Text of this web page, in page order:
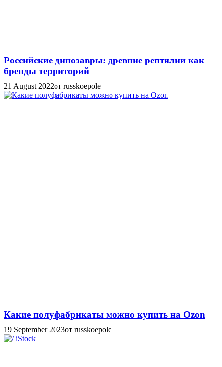
Российские динозавры: древние рептилии как
бренды территорий
21 August 2022от russkoepole
Какие полуфабрикаты можно купить на Ozon
19 September 2023от russkoepole